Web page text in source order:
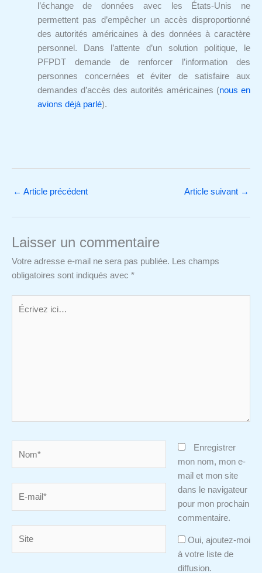
l’échange de données avec les États-Unis ne
permettent pas d’empêcher un accès disproportionné
des autorités américaines à des données à caractère
personnel. Dans l’attente d’un solution politique, le
PFPDT demande de renforcer l’information des
personnes concernées et éviter de satisfaire aux
demandes d’accès des autorités américaines (nous en
avions déjà parlé).
← Article précédent Article suivant →
Laisser un commentaire
Votre adresse e-mail ne sera pas publiée.
Les champs
obligatoires sont indiqués avec *
Enregistrer
mon nom, mon e-
mail et mon site
dans le navigateur
pour mon prochain
commentaire.
Oui, ajoutez-moi
à votre liste de
diffusion.